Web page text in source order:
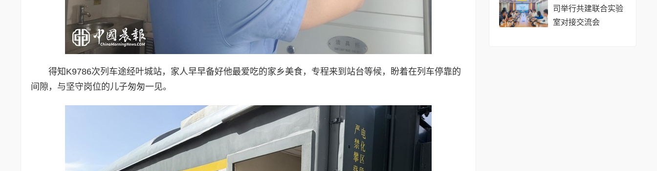
得知K9786次列车途经叶城站，家人早早备好他最爱吃的家乡美食，专程来到站台等候，盼着在列车停靠的
间隙，与坚守岗位的儿子匆匆一见。
司举行共建联合实验
室对接交流会